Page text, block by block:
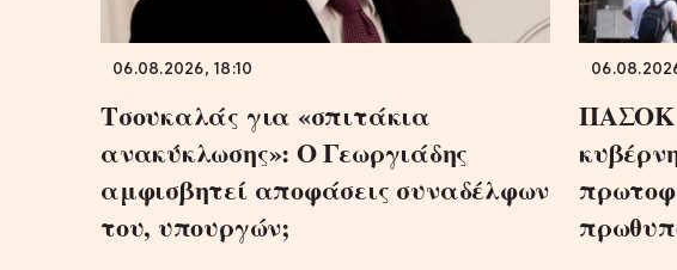
06.08.2026, 18:10
Τσουκαλάς για «σπιτάκια
ανακύκλωσης»: Ο Γεωργιάδης
αμφισβητεί αποφάσεις συναδέλφων
του, υπουργών;
ΠΑΣΟΚ